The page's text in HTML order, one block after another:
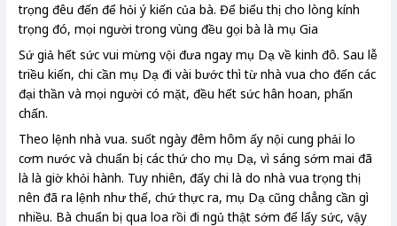
trọng đêu đến để hỏi ý kiến của bà. Để biểu thị cho lòng kính
trọng đó, mọi người trong vùng đều gọi bà là mụ Gia
Sứ giả hết sức vui mừng vội đưa ngay mụ Dạ về kinh đô. Sau lễ
triều kiến, chi cần mụ Dạ đi vài bước thì từ nhà vua cho đến các
đại thần và mọi người có mặt, đều hết sức hân hoan, phấn
chấn.
Theo lệnh nhà vua. suốt ngày đêm hôm ấy nội cung phải lo
cơm nước và chuẩn bị các thứ cho mụ Dạ, vì sáng sớm mai đã
là là giờ khỏi hành. Tuy nhiên, đấy chi là do nhà vua trọng thị
nên đã ra lệnh như thế, chứ thực ra, mụ Dạ cũng chẳng cần gì
nhiều. Bà chuẩn bị qua loa rồi đi ngủ thật sớm để lấy sức, vậy